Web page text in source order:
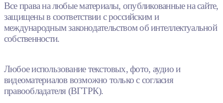
Все права на любые материалы, опубликованные на сайте,
защищены в соответствии с российским и
международным законодательством об интеллектуальной
собственности.
Любое использование текстовых, фото, аудио и
видеоматериалов возможно только с согласия
правообладателя (ВГТРК).